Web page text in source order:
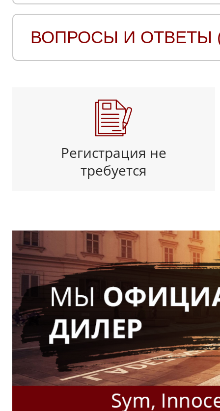
ВОПРОСЫ И ОТВЕТЫ
Регистрация не
требуется